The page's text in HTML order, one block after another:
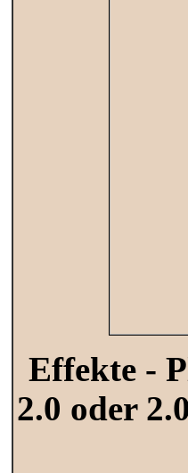
Effekte -
2.0 oder